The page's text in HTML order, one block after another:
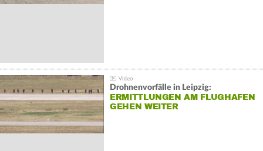
Drohnenvorfälle in Leipzig:
ERMITTLUNGEN AM FLUGHAFEN
GEHEN WEITER